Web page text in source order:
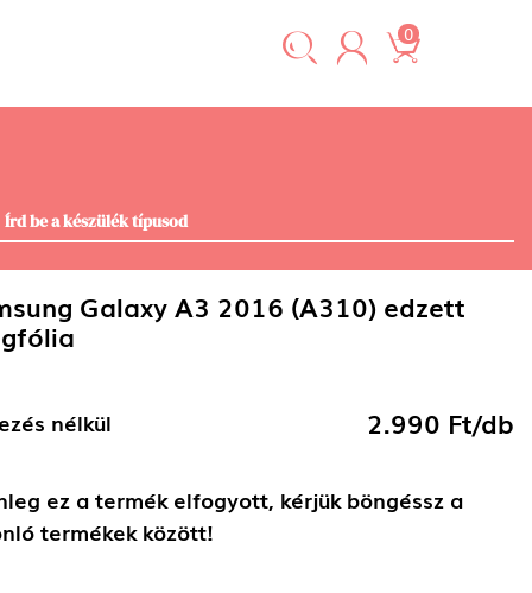
0
Galaxy A3 2016 (A310) edzett
nélkül 2.990 Ft/db
ez a termék elfogyott, kérjük böngéssz a
termékek között!